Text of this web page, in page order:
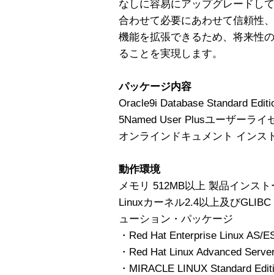
なしに容易にアップグレードし
合わせて必要にあわせて信頼性
機能を拡張できるため、将来性
ることを実現します。
パッケージ内容
Oracle9i Database Standard
5Named User Plusユーザーライ
オンラインドキュメント インス
動作環境
メモリ 512MB以上 製品インスト
Linuxカーネル2.4以上及び
ューション・パッケージ
・Red Hat Enterprise Linux AS/
・Red Hat Linux Advanced
・MIRACLE LINUX Standard